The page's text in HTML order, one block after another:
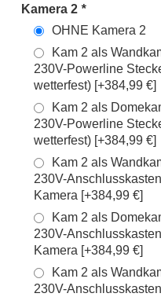
Kamera 2 *
OHNE Kamera 2
Kam 2 als
230V-Powerline
wetterfest) [+384,99 €]
Kam 2 als
230V-Powerline
wetterfest) [+384,99 €]
Kam 2 als
230V-
Kamera [+384,99 €]
Kam 2 als
230V-
Kamera [+384,99 €]
Kam 2 als
230V-